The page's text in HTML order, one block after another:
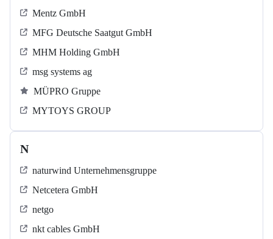
Mentz GmbH
MFG Deutsche Saatgut GmbH
MHM Holding GmbH
msg systems ag
MÜPRO Gruppe
MYTOYS GROUP
N
naturwind Unternehmensgruppe
Netcetera GmbH
netgo
nkt cables GmbH